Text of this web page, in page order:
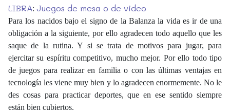
LIBRA: Juegos de mesa o de video
Para los nacidos bajo el signo de la Balanza la vida es ir de una
obligación a la siguiente, por ello agradecen todo aquello que les
saque de la rutina. Y si se trata de motivos para jugar, para
ejercitar su espíritu competitivo, mucho mejor. Por ello todo tipo
de juegos para realizar en familia o con las últimas ventajas en
tecnología les viene muy bien y lo agradecen enormemente. No le
des cosas para practicar deportes, que en ese sentido siempre
están bien cubiertos.